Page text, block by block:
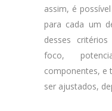
assim, é
para cada um
desses
foco,
componentes, e
ser ajustados,